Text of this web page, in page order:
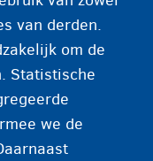
de Opvang van
opvang en
Dit gebeurt in open
is ook
terugkeer.
van derden.
om de
Statistische
we de